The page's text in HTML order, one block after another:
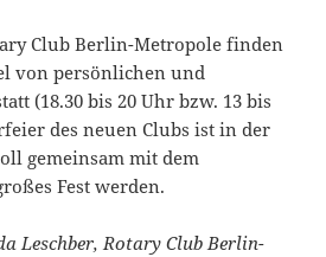
Club Berlin-Metropole finden
von persönlichen und
(18.30 bis 20 Uhr bzw. 13 bis
des neuen Clubs ist in der
gemeinsam mit dem
Fest werden.
Leschber, Rotary Club Berlin-